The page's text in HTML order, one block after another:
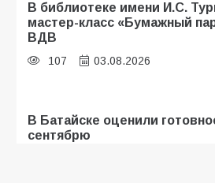
В библиотеке имени И.С.
мастер-класс «Бумажный
ВДВ
107 03.08.2026
В Батайске оценили
сентябрю